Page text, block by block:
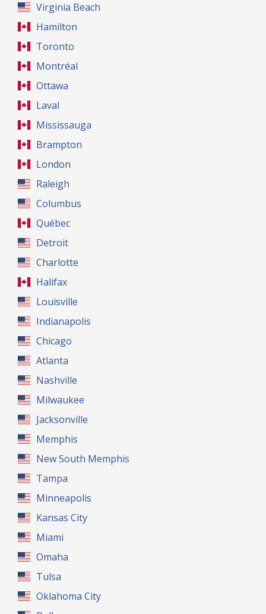
Virginia Beach
Hamilton
Toronto
Montréal
Ottawa
Laval
Mississauga
Brampton
London
Raleigh
Columbus
Québec
Detroit
Charlotte
Halifax
Louisville
Indianapolis
Chicago
Atlanta
Nashville
Milwaukee
Jacksonville
Memphis
New South Memphis
Tampa
Minneapolis
Kansas City
Miami
Omaha
Tulsa
Oklahoma City